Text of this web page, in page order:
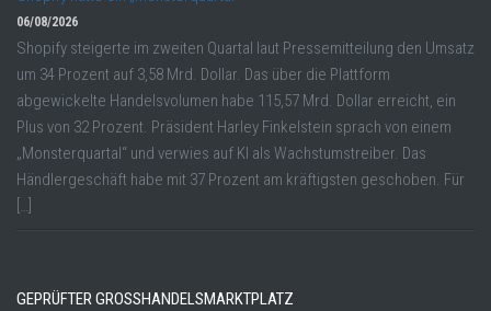
06/08/2026
Shopify steigerte im zweiten Quartal laut Pressemitteilung den Umsatz
um 34 Prozent auf 3,58 Mrd. Dollar. Das über die Plattform
abgewickelte Handelsvolumen habe 115,57 Mrd. Dollar erreicht, ein
Plus von 32 Prozent. Präsident Harley Finkelstein sprach von einem
„Monsterquartal“ und verwies auf KI als Wachstumstreiber. Das
Händlergeschäft habe mit 37 Prozent am kräftigsten geschoben. Für
[…]
GEPRÜFTER GROSSHANDELSMARKTPLATZ